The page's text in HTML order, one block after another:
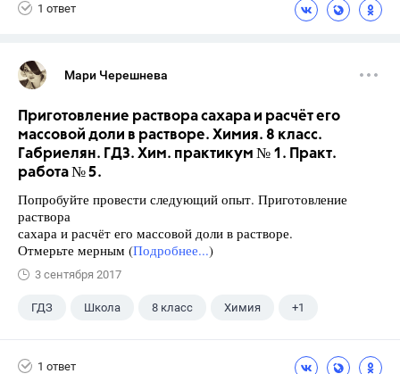
1 ответ
Мари Черешнева
Приготовление раствора сахара и расчёт его
массовой доли в растворе. Химия. 8 класс.
Габриелян. ГДЗ. Хим. практикум № 1. Практ.
работа № 5.
Попробуйте провести следующий опыт. Приготовление
раствора
сахара и расчёт его массовой доли в растворе.
Отмерьте мерным (Подробнее...)
3 сентября 2017
ГДЗ Школа 8 класс Химия +1
1 ответ